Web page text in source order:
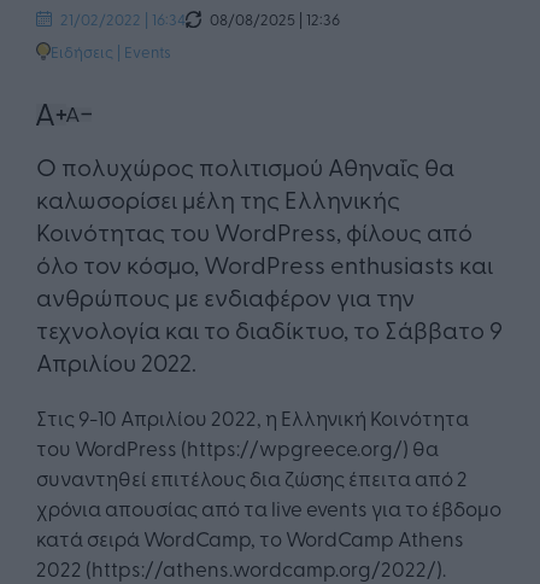
21/02/2022 | 16:34
08/08/2025 | 12:36
Ειδήσεις | Events
Ο πολυχώρος πολιτισμού Αθηναΐς θα
καλωσορίσει μέλη της Ελληνικής
Κοινότητας του WordPress, φίλους από
όλο τον κόσμο, WordPress enthusiasts και
ανθρώπους με ενδιαφέρον για την
τεχνολογία και το διαδίκτυο, το Σάββατο 9
Απριλίου 2022.
Στις 9-10 Απριλίου 2022, η Ελληνική Κοινότητα
του WordPress (https://wpgreece.org/) θα
συναντηθεί επιτέλους δια ζώσης έπειτα από 2
χρόνια απουσίας από τα live events για το έβδομο
κατά σειρά WordCamp, το WordCamp Athens
2022 (https://athens.wordcamp.org/2022/).